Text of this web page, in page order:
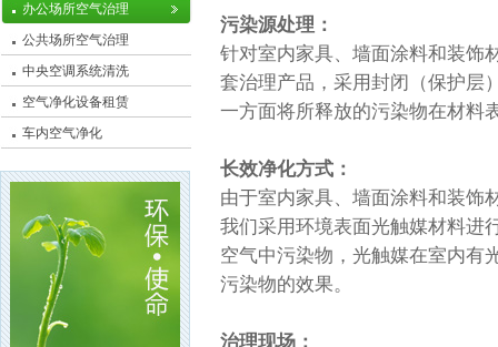
办公场所空气治理
公共场所空气治理
中央空调系统清洗
空气净化设备租赁
车内空气净化
污染源处理：
针对室内家具、墙面涂料和装饰
套治理产品，采用封闭（保护层
一方面将所释放的污染物在材料
长效净化方式：
由于室内家具、墙面涂料和装饰
我们采用环境表面光触媒材料进
空气中污染物，光触媒在室内有
污染物的效果。
治理现场：